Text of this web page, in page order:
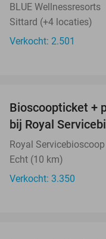
BLUE Wellnessresorts
Sittard (+4 locaties)
Verkocht: 2.501
Bioscoopticket +
bij Royal
Royal
Echt (10 km)
Verkocht: 3.350